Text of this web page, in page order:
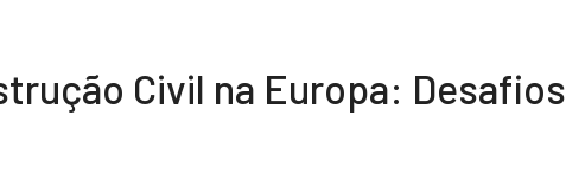
Civil na Europa: Desafios